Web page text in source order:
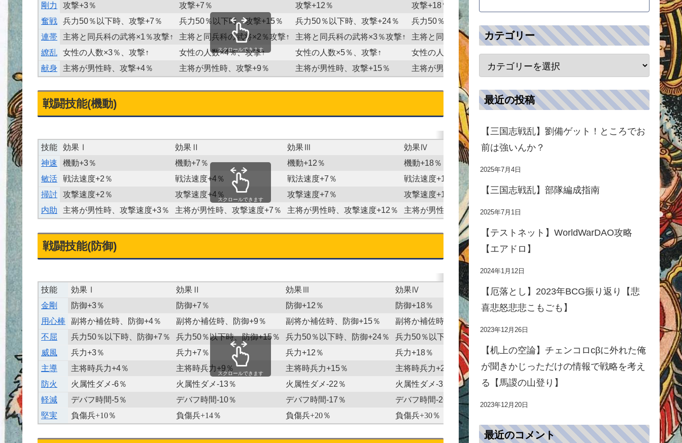
剛力
攻撃+3％ 攻撃+7％ 攻撃+12％ 攻撃+18％
奮戦
兵力50％以下時、攻撃+7％ 兵力50％以下時、攻撃+15％ 兵力50％以下時、攻撃+24％ 兵力50％以下時、攻撃+36％
連帯
主将と同兵科の武将×1％攻撃↑ 主将と同兵科の武将×2％攻撃↑ 主将と同兵科の武将×3％攻撃↑ 主将と同兵科の武将×4％攻撃↑
主将と同兵科の武将×5％攻撃↑
繚乱
女性の人数×3％、攻撃↑ 女性の人数×4％、攻撃↑ 女性の人数×5％、攻撃↑ 女性の人数×6％、攻撃↑
女性の人数×7％、攻撃↑
献身
主将が男性時、攻撃+4％ 主将が男性時、攻撃+9％ 主将が男性時、攻撃+15％ 主将が男性時、攻撃+22％ 主将が男性時、攻撃+30％
スクロールできます
戦闘技能(機動)
技能 効果Ⅰ 効果Ⅱ 効果Ⅲ 効果Ⅳ 効果Ⅴ
所持武将
神速
機動+3％ 機動+7％ 機動+12％ 機動+18％
敏活
戦法速度+2％ 戦法速度+4％ 戦法速度+7％ 戦法速度+10％
掃討
攻撃速度+2％ 攻撃速度+4％ 攻撃速度+7％ 攻撃速度+10％
攻撃速度+15％
内助
主将が男性時、攻撃速度+3％ 主将が男性時、攻撃速度+7％ 主将が男性時、攻撃速度+12％ 主将が男性時、攻撃速度+18％
スクロールできます
戦闘技能(防御)
技能 効果Ⅰ 効果Ⅱ 効果Ⅲ 効果Ⅳ 効果Ⅴ
所持武将
金剛
防御+3％ 防御+7％ 防御+12％ 防御+18％
防御+25％
用心棒
副将か補佐時、防御+4％ 副将か補佐時、防御+9％ 副将か補佐時、防御+15％ 副将か補佐時、防御+22％
不屈
兵力50％以下時、防御+7％ 兵力50％以下時、防御+15％ 兵力50％以下時、防御+24％ 兵力50％以下時、防御+36％
威風
兵力+3％ 兵力+7％ 兵力+12％ 兵力+18％
兵力+25％
主導
主将時兵力+4％ 主将時兵力+9％ 主将時兵力+15％ 主将時兵力+22％
主将時兵力+30％
防火
火属性ダメ-6％ 火属性ダメ-13％ 火属性ダメ-22％ 火属性ダメ-32％
火属性ダメ-45％
軽減
デバフ時間-5％ デバフ時間-10％ デバフ時間-17％ デバフ時間-26％
堅実
負傷兵+10％ 負傷兵+14％ 負傷兵+20％ 負傷兵+30％
スクロールできます
カテゴリー
最近の投稿
【三国志戦乱】劉備ゲット！ところでお
前は強いんか？
2025年7月4日
【三国志戦乱】部隊編成指南
2025年7月1日
【テストネット】WorldWarDAO攻略
【エアドロ】
2024年1月12日
【厄落とし】2023年BCG振り返り【悲
喜悲怒悲悲こもごも】
2023年12月26日
【机上の空論】チェンコロcβに外れた俺
が聞きかじっただけの情報で戦略を考え
る【馬謖の山登り】
2023年12月20日
最近のコメント